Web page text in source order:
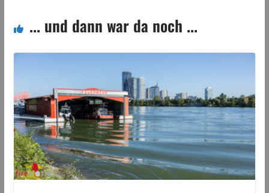
... und dann war da noch ...